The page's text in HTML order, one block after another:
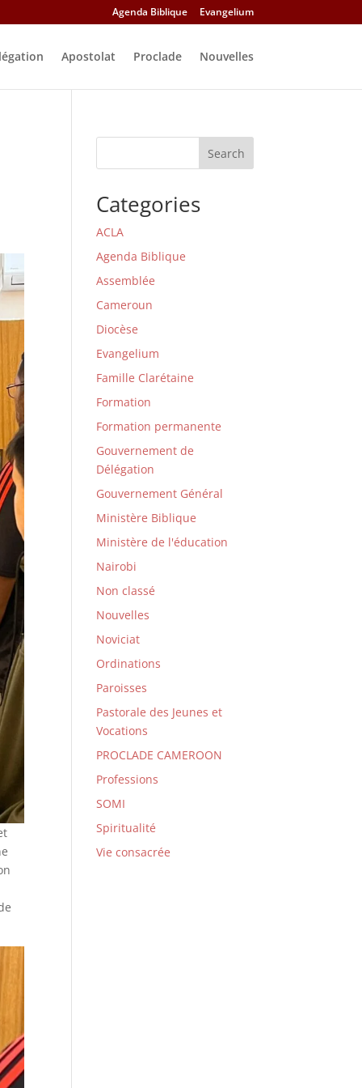
Agenda Biblique Evangelium
Apostolat Proclade Nouvelles
Search
Categories
ACLA
Agenda Biblique
Assemblée
Cameroun
Diocèse
Evangelium
Famille Clarétaine
Formation
Formation permanente
Gouvernement de
Délégation
Gouvernement Général
Ministère Biblique
Ministère de l'éducation
Nairobi
Non classé
Nouvelles
Noviciat
Ordinations
Paroisses
Pastorale des Jeunes et
Vocations
PROCLADE CAMEROON
Professions
SOMI
Spiritualité
Vie consacrée